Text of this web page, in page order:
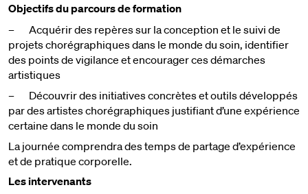
Objectifs du parcours de formation
– Acquérir des repères sur la conception et le suivi de
projets chorégraphiques dans le monde du soin, identifier
des points de vigilance et encourager ces démarches
artistiques
– Découvrir des initiatives concrètes et outils développés
par des artistes chorégraphiques justifiant d’une expérience
certaine dans le monde du soin
La journée comprendra des temps de partage d’expérience
et de pratique corporelle.
Les intervenants